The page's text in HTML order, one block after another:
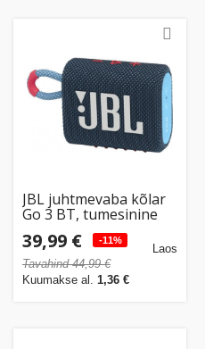
JBL juhtmevaba kõlar
Go 3 BT, tumesinine
39,99 € -11%
Tavahind 44,99 €
Kuumakse al. 1,36 €
Laos